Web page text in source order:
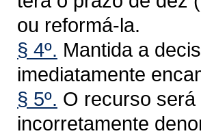
ou reformá-la.
§ 4º. Mantida a
imediatamente
§ 5º. O recurso
incorretamente